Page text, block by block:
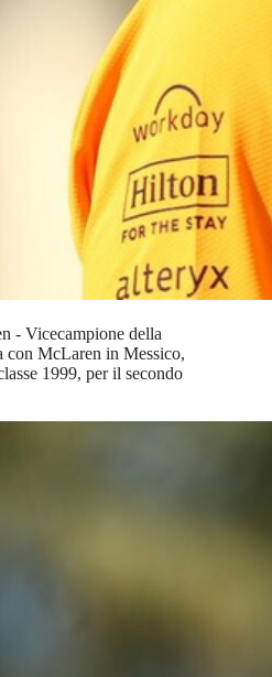
- Vicecampione della
con McLaren in Messico,
1999, per il secondo